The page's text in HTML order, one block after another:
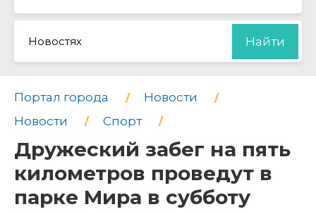
Новостях Найти
Портал города
Новости
Новости
Спорт
Дружеский забег на пять
километров проведут в
парке Мира в субботу